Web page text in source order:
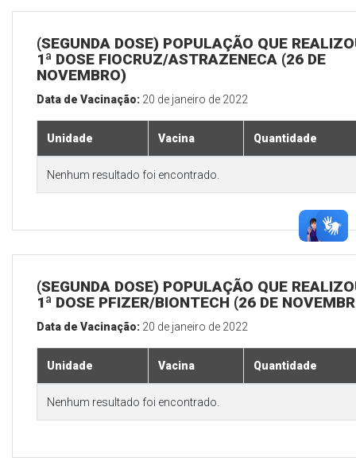
(SEGUNDA DOSE) POPULAÇÃO QUE
1ª DOSE FIOCRUZ/ASTRAZENECA (26 DE
NOVEMBRO)
Data de Vacinação: 20 de janeiro de 2022
Unidade Vacina Quantidade
Nenhum resultado foi encontrado.
(SEGUNDA DOSE) POPULAÇÃO QUE
1ª DOSE PFIZER/BIONTECH (26 DE
Data de Vacinação: 20 de janeiro de 2022
Unidade Vacina Quantidade
Nenhum resultado foi encontrado.